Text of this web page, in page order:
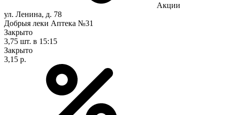
Акции
ул. Ленина, д. 78
Добрыя леки Аптека №31
Закрыто
3,75 шт. в 15:15
Закрыто
3,15 р.